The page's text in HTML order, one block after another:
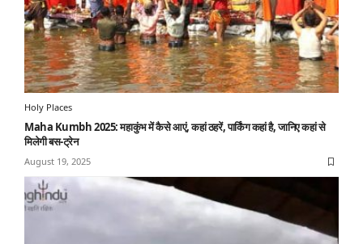
Holy Places
Maha Kumbh 2025: महाकुंभ में कैसे आएं, कहां ठहरें, पार्किंग कहां है, जानिए कहां से
मिलेगी बस-ट्रेन
August 19, 2025